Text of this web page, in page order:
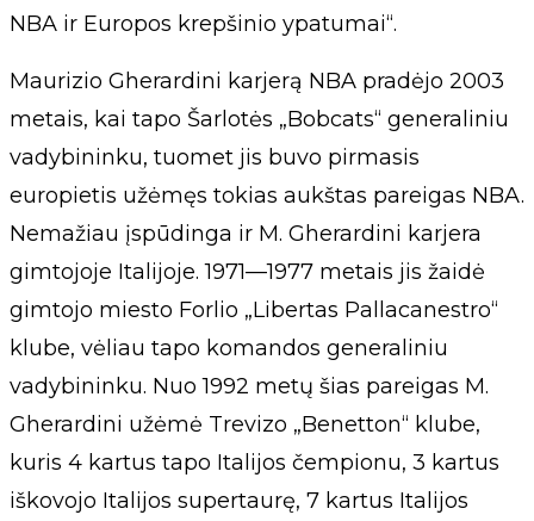
NBA ir Europos krepšinio ypatumai“.
Maurizio Gherardini karjerą NBA pradėjo 2003
metais, kai tapo Šarlotės „Bobcats“ generaliniu
vadybininku, tuomet jis buvo pirmasis
europietis užėmęs tokias aukštas pareigas NBA.
Nemažiau įspūdinga ir M. Gherardini karjera
gimtojoje Italijoje. 1971—1977 metais jis žaidė
gimtojo miesto Forlio „Libertas Pallacanestro“
klube, vėliau tapo komandos generaliniu
vadybininku. Nuo 1992 metų šias pareigas M.
Gherardini užėmė Trevizo „Benetton“ klube,
kuris 4 kartus tapo Italijos čempionu, 3 kartus
iškovojo Italijos supertaurę, 7 kartus Italijos